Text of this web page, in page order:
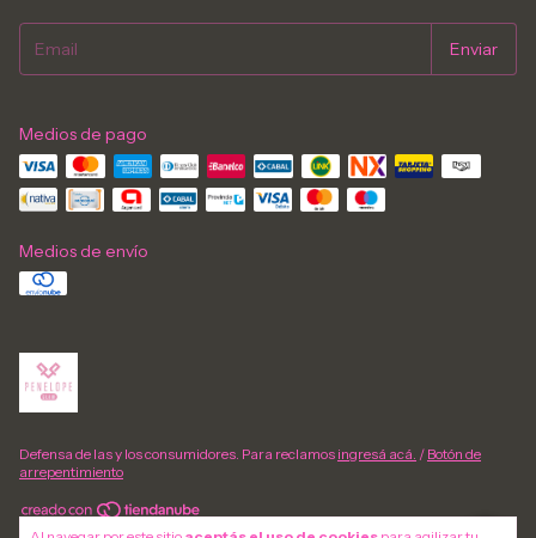
Medios de pago
Medios de envío
Defensa de las y los consumidores. Para reclamos ingresá acá. / Botón de
arrepentimiento